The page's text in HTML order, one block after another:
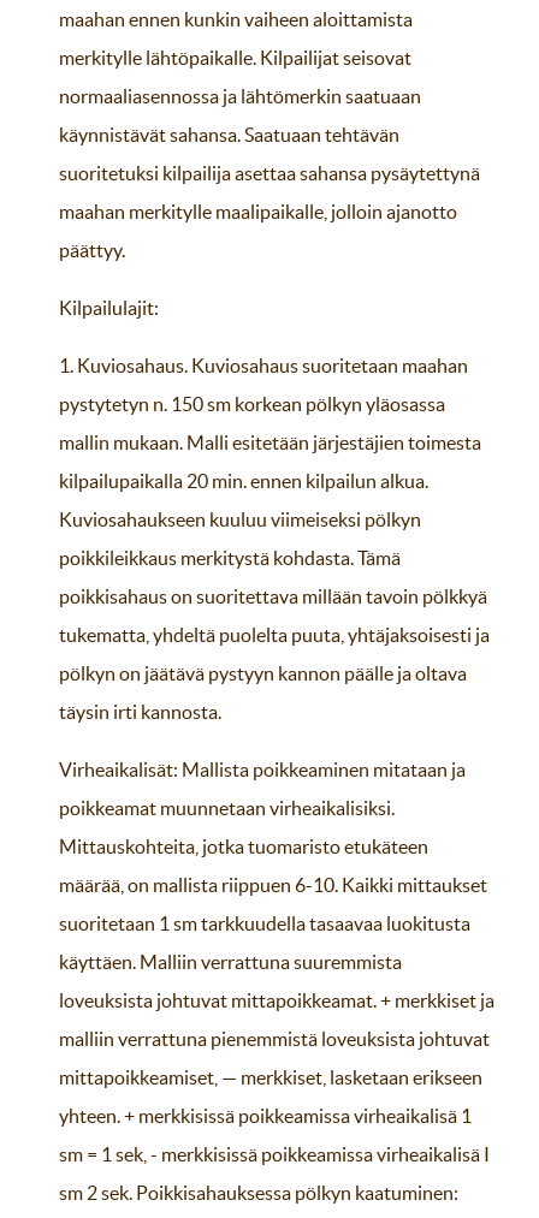
maahan ennen kunkin vaiheen aloittamista
merkitylle lähtöpaikalle. Kilpailijat seisovat
normaaliasennossa ja lähtömerkin saatuaan
käynnistävät sahansa. Saatuaan tehtävän
suoritetuksi kilpailija asettaa sahansa pysäytettynä
maahan merkitylle maalipaikalle, jolloin ajanotto
päättyy.
Kilpailulajit:
1. Kuviosahaus. Kuviosahaus suoritetaan maahan
pystytetyn n. 150 sm korkean pölkyn yläosassa
mallin mukaan. Malli esitetään järjestäjien toimesta
kilpailupaikalla 20 min. ennen kilpailun alkua.
Kuviosahaukseen kuuluu viimeiseksi pölkyn
poikkileikkaus merkitystä kohdasta. Tämä
poikkisahaus on suoritettava millään tavoin pölkkyä
tukematta, yhdeltä puolelta puuta, yhtäjaksoisesti ja
pölkyn on jäätävä pystyyn kannon päälle ja oltava
täysin irti kannosta.
Virheaikalisät: Mallista poikkeaminen mitataan ja
poikkeamat muunnetaan virheaikalisiksi.
Mittauskohteita, jotka tuomaristo etukäteen
määrää, on mallista riippuen 6-10. Kaikki mittaukset
suoritetaan 1 sm tarkkuudella tasaavaa luokitusta
käyttäen. Malliin verrattuna suuremmista
loveuksista johtuvat mittapoikkeamat. + merkkiset ja
malliin verrattuna pienemmistä loveuksista johtuvat
mittapoikkeamiset, — merkkiset, lasketaan erikseen
yhteen. + merkkisissä poikkeamissa virheaikalisä 1
sm = 1 sek, - merkkisissä poikkeamissa virheaikalisä I
sm 2 sek. Poikkisahauksessa pölkyn kaatuminen: